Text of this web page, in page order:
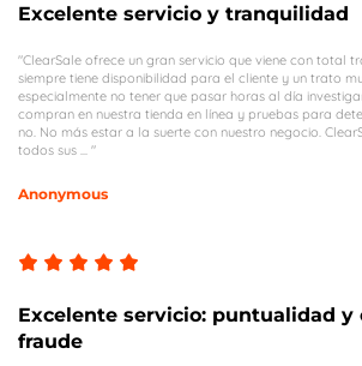
Excelente servicio y tranquilidad
"ClearSale ofrece un gran servicio que viene con total
siempre tiene disponibilidad para el cliente y un trato
especialmente no tener que pasar horas al día
compran en nuestra tienda en línea y pruebas para
no. No más estar a la suerte con nuestro negocio.
todos sus ... "
Anonymous
Excelente servicio: puntualidad y
fraude